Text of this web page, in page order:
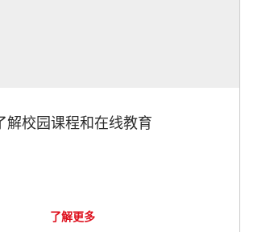
解校园课程和在线教育
了解更多